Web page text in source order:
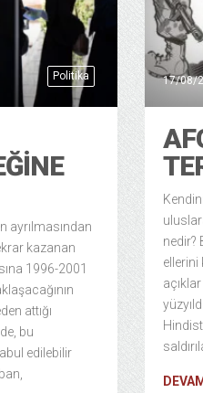
Politika
ayrılmasından
kazanan
1996-2001
attığı
bu
edilebilir
17/08/
nedir?
ellerini
DEVAMI